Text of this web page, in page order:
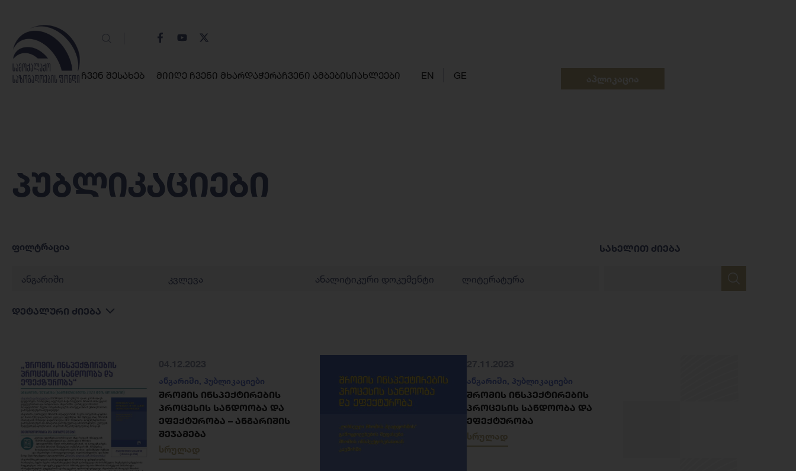
ჩვენ შესახებ მიიღე ჩვენი მხარდაჭერაჩვენი ამბებისიახლეები EN GE
პუბლიკაციები
ფილტრაცია
ანგარიში კვლევა ანალიტიკური დოკუმენტი ლიტერატურა
სახელით ძიება
დეტალური ძიება
ანგარიში, პუბლიკაციები
ᲨᲠᲝᲛᲘᲡ ᲘᲜᲡᲞᲔᲥᲢᲘᲠᲔᲑᲘᲡ
ᲞᲠᲝᲪᲔᲡᲘᲡ ᲡᲐᲜᲓᲝᲝᲑᲐ ᲓᲐ
ᲔᲤᲔᲥᲢᲣᲠᲝᲑᲐ – ᲐᲜᲒᲐᲠᲘᲨᲘᲡ
ᲨᲔᲯᲐᲛᲔᲑᲐ
სრულად
ანგარიში, პუბლიკაციები
ᲨᲠᲝᲛᲘᲡ ᲘᲜᲡᲞᲔᲥᲢᲘᲠᲔᲑᲘᲡ
ᲞᲠᲝᲪᲔᲡᲘᲡ ᲡᲐᲜᲓᲝᲝᲑᲐ ᲓᲐ
ᲔᲤᲔᲥᲢᲣᲠᲝᲑᲐ
სრულად